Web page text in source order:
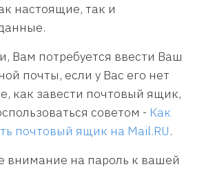
настоящие, так и
Вам потребуется ввести Ваш
почты, если у Вас его нет
как завести почтовый ящик,
советом - Как
почтовый ящик на Mail.RU.
внимание на пароль к вашей